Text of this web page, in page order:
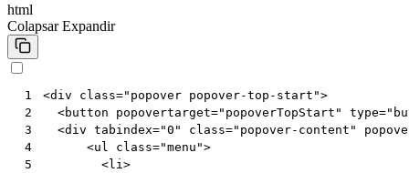
html
Colapsar Expandir
1
2
3
4
5
<div class="popover popover-top-start">
<button popovertarget="popoverTopStart" type=
<div tabindex="0" class="popover-content"
<ul class="menu">
<li >